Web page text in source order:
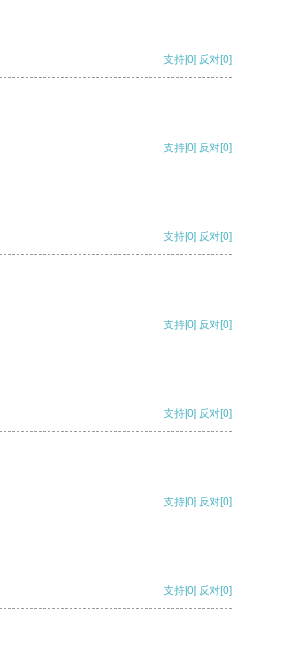
支持[0] 反对[0]
支持[0] 反对[0]
支持[0] 反对[0]
支持[0] 反对[0]
支持[0] 反对[0]
支持[0] 反对[0]
支持[0] 反对[0]